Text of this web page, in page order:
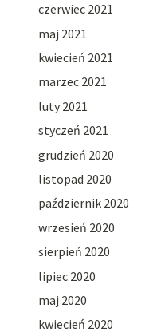
czerwiec 2021
maj 2021
kwiecień 2021
marzec 2021
luty 2021
styczeń 2021
grudzień 2020
listopad 2020
październik 2020
wrzesień 2020
sierpień 2020
lipiec 2020
maj 2020
kwiecień 2020